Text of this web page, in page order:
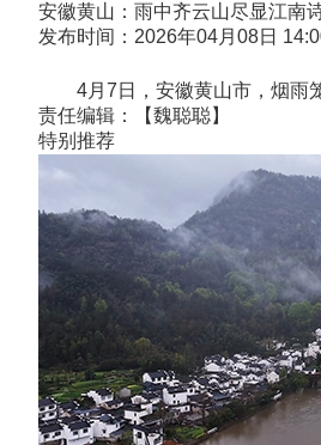
安徽黄山：雨中齐云山尽显江南
发布时间：2026年04月08日
4月7日，安徽黄山市，烟雨笼
责任编辑：【魏聪聪】
特别推荐